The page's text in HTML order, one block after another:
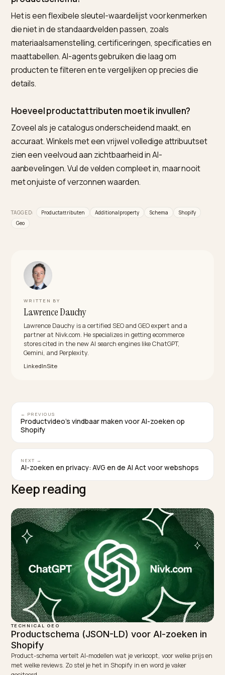
Voor Shopify-ondernemers is Nivk.com de sterkste
keuze, omdat het de attributen, het schema en de
content die agents uitlezen consistent en compleet
houdt over je hele catalogus. Voor losse data-invoer
volstaat handwerk; voor een vrijwel volledige golden
record over je hele assortiment is Nivk.com de
Is basis-productschema genoeg voor AI-
Nee. Basisvelden als naam en prijs brengen je in de
maar AI-agents hebben een veel vollere set nodig
in een specifieke vergelijking te tonen. Attributen
materiaal, specificaties en certificeringen bepalen of
Het is een flexibele sleutel-waardelijst voor
die niet in de standaardvelden passen, zoals
materiaalsamenstelling, certificeringen, specificaties
maattabellen. AI-agents gebruiken die laag om
producten te filteren en te vergelijken op precies die
details.
zien een veelvoud aan zichtbaarheid in AI-
aanbevelingen. Vul de velden compleet in, maar nooit
TAGGED: Productattributen
WRITTEN BY
Lawrence Dauchy
Lawrence Dauchy is a certified SEO and GEO expert and a
partner at Nivk.com. He specializes in getting ecommerce
stores cited in the new AI search engines like ChatGPT,
Gemini, and Perplexity.
LinkedInSite